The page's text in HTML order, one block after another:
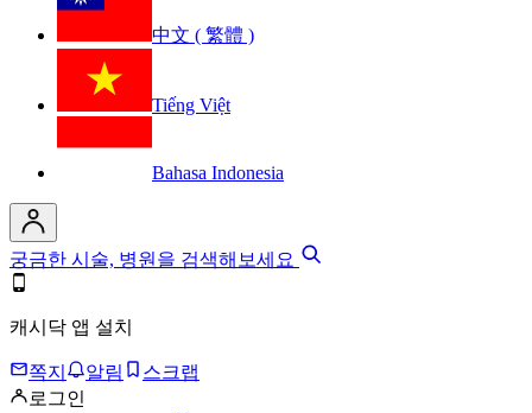
中文 ( 繁體 )
Tiếng Việt
Bahasa Indonesia
궁금한 시술, 병원을 검색해보세요
캐시닥 앱 설치
쪽지 알림
스크랩
로그인